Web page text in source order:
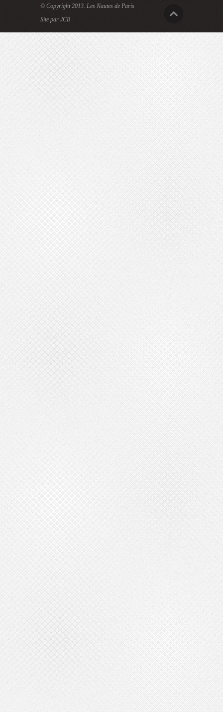
© Copyright 2013. Les Nautes de Paris
Site par JCB